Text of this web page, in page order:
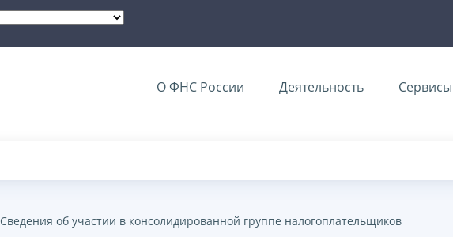
О ФНС России Деятельность Сервисы
Сведения об участии в консолидированной группе налогоплательщиков